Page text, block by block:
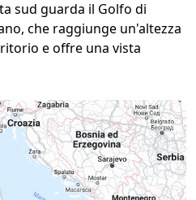
sud guarda il Golfo di
che raggiunge un'altezza
e offre una vista